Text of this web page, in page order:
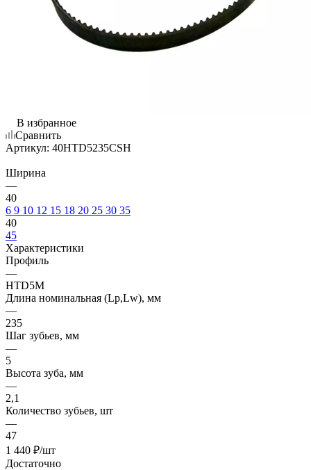
В избранное
Сравнить
Артикул: 40HTD5235CSH
Ширина
—
40
6 9 10 12 15 18 20 25 30 35
40
45
Характеристики
Профиль
—
HTD5M
Длина номинальная (Lp,Lw), мм
—
235
Шаг зубьев, мм
—
5
Высота зуба, мм
—
2,1
Количество зубьев, шт
—
47
1 440 ₽/шт
Достаточно